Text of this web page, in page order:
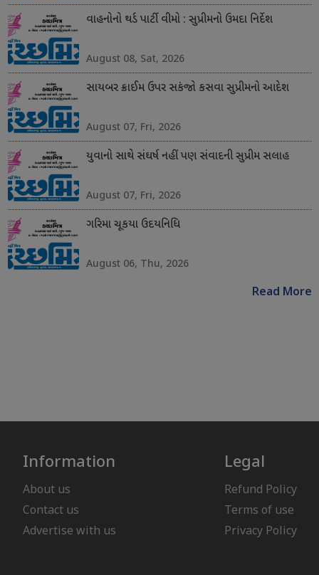
વાહનોનો થર્ડ પાર્ટી વીમો : સુપ્રીમનો ઉમદા નિર્દેશ
August 08, Sat, 2026
સાયબર ક્રાઈમ ઉપર સકંજો કસવા સુપ્રીમનો આદેશ
August 07, Fri, 2026
યુવાનો સાથે સંઘર્ષ નહીં પણ સંવાદની સુપ્રીમ સલાહ
August 07, Fri, 2026
ગરિમા ચૂકયા ઉદયનિધિ
August 06, Thu, 2026
Read More
Information
About us
Contact us
Advertise with us
Legal
Refund Policy
Terms of use
Privacy Policy